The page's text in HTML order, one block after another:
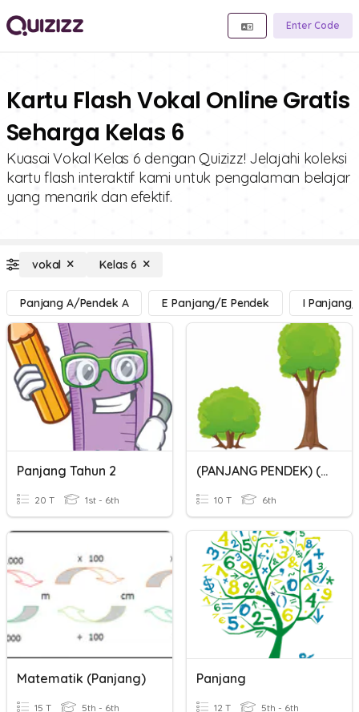
Enter Code
Kartu Flash Vokal Online Gratis
Seharga Kelas 6
Kuasai Vokal Kelas 6 dengan Quizizz! Jelajahi koleksi
kartu flash interaktif kami untuk pengalaman belajar
yang menarik dan efektif.
vokal Kelas 6
Panjang A/Pendek A E Panjang/E Pendek I Panjang/
Panjang Tahun 2
20 T 1st - 6th
(PANJANG PENDEK) (TINGGI RENDAH)
10 T 6th
Matematik (Panjang)
15 T 5th - 6th
Panjang
12 T 5th - 6th